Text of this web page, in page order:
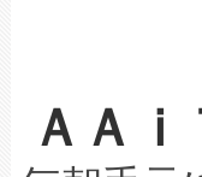
選定され
取得でき
設には、
系統連系
限を超え
持できる
ケーブル
なレーザ
な環境下
ＡＡ